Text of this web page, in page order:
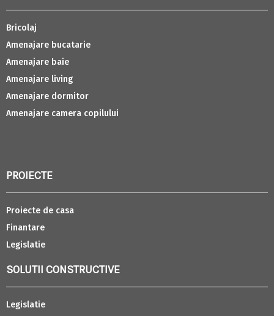
Bricolaj
Amenajare bucatarie
Amenajare baie
Amenajare living
Amenajare dormitor
Amenajare camera copilului
PROIECTE
Proiecte de casa
Finantare
Legislatie
SOLUTII CONSTRUCTIVE
Legislatie